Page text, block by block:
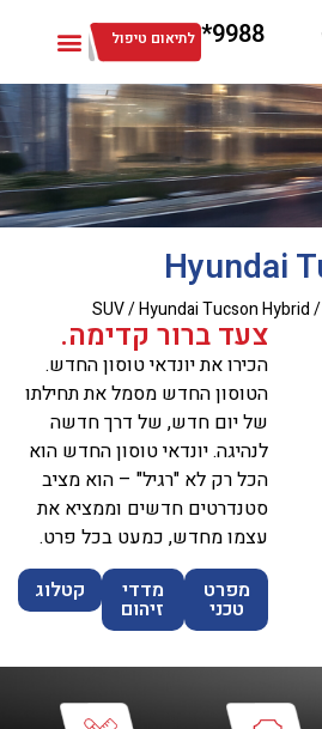
9988* לתיאום טיפול
Hyundai
/
SUV/Hyundai Tucson Hybrid
צעד ברור קדימה.
הכירו את יונדאי טוסון החדש.
הטוסון החדש מסמל את תחילתו
של יום חדש, של דרך חדשה
לנהיגה. יונדאי טוסון החדש הוא
הכל רק לא "רגיל" – הוא מציב
סטנדרטים חדשים וממציא את
עצמו מחדש, כמעט בכל פרט.
מפרט
טכני
מדדי
זיהום
קטלוג